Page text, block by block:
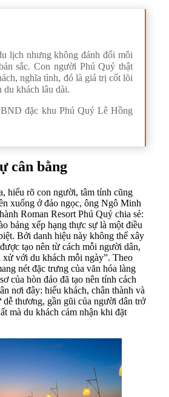
lịch nhưng không đánh đổi môi
sắc. Con người Phú Quý thật
nghĩa tình, đó là giá trị cốt lõi
du khách lâu dài.
đặc khu Phú Quý Lê Hồng
cân bằng
hiểu rõ con người, tâm tính cũng
xuống ở đảo ngọc, ông Ngô Minh
Roman Resort Phú Quý chia sẻ:
bảng xếp hạng thực sự là một điều
Bởi danh hiệu này không thể xây
tạo nên từ cách mỗi người dân,
với du khách mỗi ngày”. Theo
nét đặc trưng của văn hóa làng
của hòn đảo đã tạo nên tính cách
nơi đây: hiếu khách, chân thành và
thương, gần gũi của người dân trở
mà du khách cảm nhận khi đặt